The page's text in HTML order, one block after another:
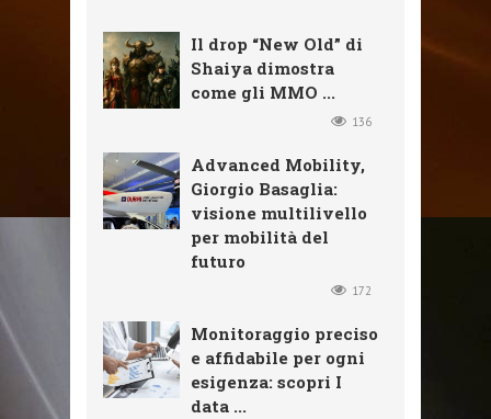
Il drop “New Old” di
Shaiya dimostra
come gli MMO ...
136
Advanced Mobility,
Giorgio Basaglia:
visione multilivello
per mobilità del
futuro
172
Monitoraggio preciso
e affidabile per ogni
esigenza: scopri I
data ...